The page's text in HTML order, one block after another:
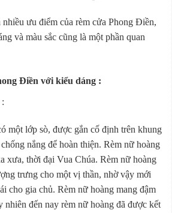
nhiều ưu điểm của rèm cửa Phong Điền,
và màu sắc cũng là một phần quan
Điền với kiểu dáng :
một lớp sò, được gắn cố định trên khung
nắng để hoàn thiện. Rèm nữ hoàng
xưa, thời đại Vua Chúa. Rèm nữ hoàng
trưng cho một vị thần, nhờ vậy mới
cho gia chủ. Rèm nữ hoàng mang đậm
nhiên đến nay rèm nữ hoàng đã được kết